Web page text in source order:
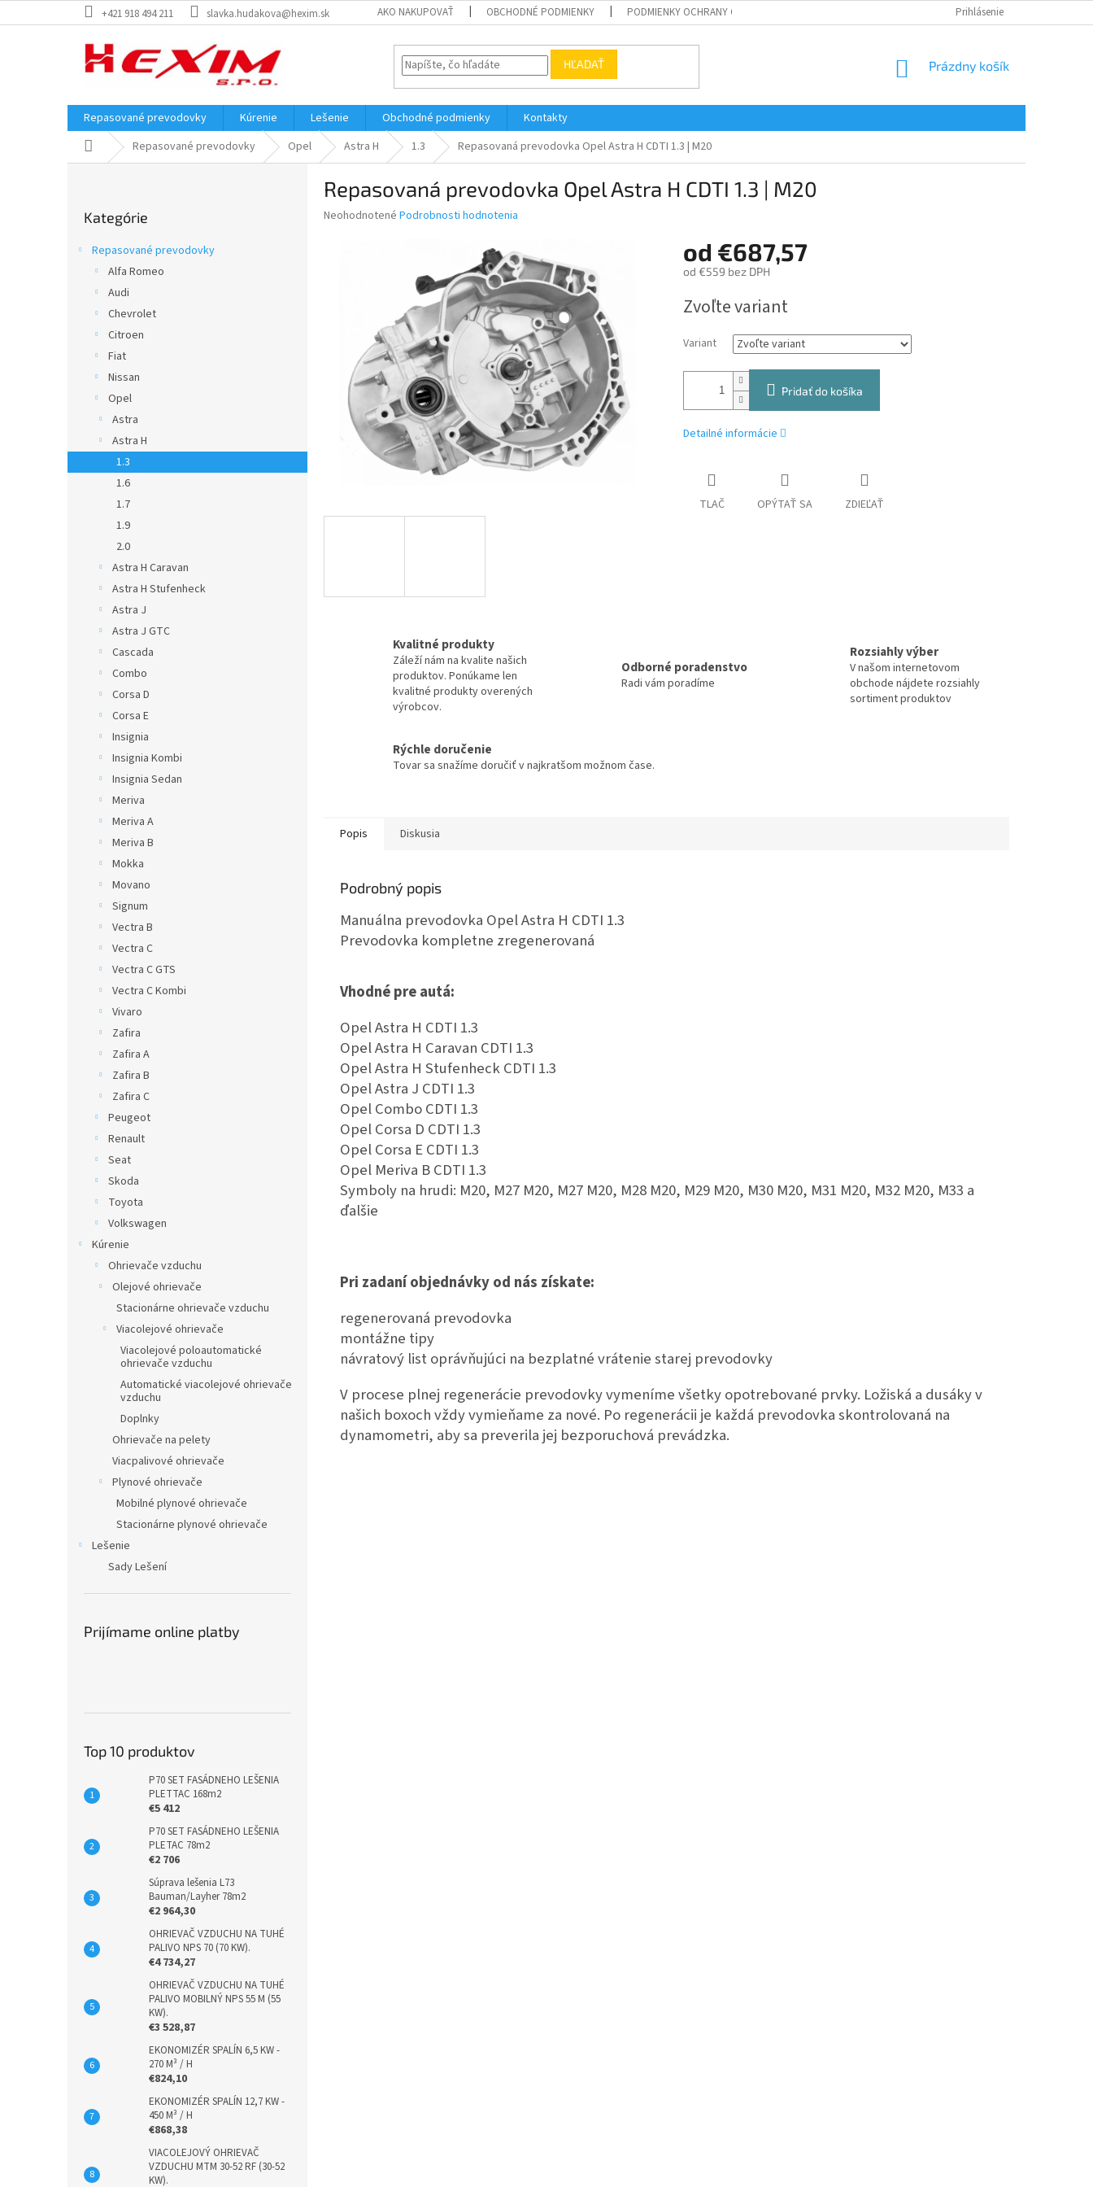
na
+421 918 494 211 slavka.hudakova@hexim.sk AKO NAKUPOVAŤ OBCHODNÉ PODMIENKY PODMIENKY OCHRANY OSOBNÝCH ÚDAJOV Prihlásenie
HĽADAŤ
NÁKUPNÝ
Prázdny košík
Repasované prevodovky Kúrenie Lešenie Obchodné podmienky
Kontakty
DomovRepasované prevodovky Opel Astra H 1.3 Repasovaná prevodovka Opel Astra H CDTI 1.3 | M20
kategórie
Kategórie
Repasované prevodovky
Alfa Romeo
Audi
Chevrolet
Citroen
Fiat
Nissan
Opel
Astra
Astra H
1.3
1.6
1.7
1.9
2.0
Astra H Caravan
Astra H Stufenheck
Astra J
Astra J GTC
Cascada
Combo
Corsa D
Corsa E
Insignia
Insignia Kombi
Insignia Sedan
Meriva
Meriva A
Meriva B
Mokka
Movano
Signum
Vectra B
Vectra C
Vectra C GTS
Vectra C Kombi
Vivaro
Zafira
Zafira A
Zafira B
Zafira C
Peugeot
Renault
Seat
Skoda
Toyota
Volkswagen
Kúrenie
Ohrievače vzduchu
Olejové ohrievače
Stacionárne ohrievače vzduchu
Viacolejové ohrievače
Viacolejové poloautomatické
ohrievače vzduchu
Automatické viacolejové ohrievače
vzduchu
Doplnky
Ohrievače na pelety
Viacpalivové ohrievače
Plynové ohrievače
Mobilné plynové ohrievače
Stacionárne plynové ohrievače
Lešenie
Sady Lešení
Prijímame online platby
Top 10 produktov
P70 SET FASÁDNEHO LEŠENIA
PLETTAC 168m2
€5 412
P70 SET FASÁDNEHO LEŠENIA
PLETAC 78m2
€2 706
Súprava lešenia L73
Bauman/Layher 78m2
€2 964,30
OHRIEVAČ VZDUCHU NA TUHÉ
PALIVO NPS 70 (70 KW).
€4 734,27
OHRIEVAČ VZDUCHU NA TUHÉ
PALIVO MOBILNÝ NPS 55 M (55
KW).
€3 528,87
EKONOMIZÉR SPALÍN 6,5 KW -
270 M³ / H
€824,10
EKONOMIZÉR SPALÍN 12,7 KW -
450 M³ / H
€868,38
VIACOLEJOVÝ OHRIEVAČ
VZDUCHU MTM 30-52 RF (30-52
KW).
Repasovaná prevodovka Opel Astra H CDTI 1.3 | M20
Priemerné
Neohodnotené Podrobnosti hodnotenia
od €687,57
od €559 bez DPH
cena:
Zvoľte variant
Variant
Pridať do košíka
Detailné informácie
TLAČ OPÝTAŤ SA ZDIEĽAŤ
Kvalitné produkty
Záleží nám na kvalite našich
produktov. Ponúkame len
kvalitné produkty overených
výrobcov.
Odborné poradenstvo
Radi vám poradíme
Rozsiahly výber
V našom internetovom
obchode nájdete rozsiahly
sortiment produktov
Rýchle doručenie
Tovar sa snažíme doručiť v najkratšom možnom čase.
Popis Diskusia
Podrobný popis
Manuálna prevodovka Opel Astra H CDTI 1.3
Prevodovka kompletne zregenerovaná
Vhodné pre autá:
Opel Astra H CDTI 1.3
Opel Astra H Caravan CDTI 1.3
Opel Astra H Stufenheck CDTI 1.3
Opel Astra J CDTI 1.3
Opel Combo CDTI 1.3
Opel Corsa D CDTI 1.3
Opel Corsa E CDTI 1.3
Opel Meriva B CDTI 1.3
Symboly na hrudi: M20, M27 M20, M27 M20, M28 M20, M29 M20, M30 M20, M31 M20, M32 M20, M33 a
ďalšie
Pri zadaní objednávky od nás získate:
regenerovaná prevodovka
montážne tipy
návratový list oprávňujúci na bezplatné vrátenie starej prevodovky
V procese plnej regenerácie prevodovky vymeníme všetky opotrebované prvky. Ložiská a dusáky v
našich boxoch vždy vymieňame za nové. Po regenerácii je každá prevodovka skontrolovaná na
dynamometri, aby sa preverila jej bezporuchová prevádzka.